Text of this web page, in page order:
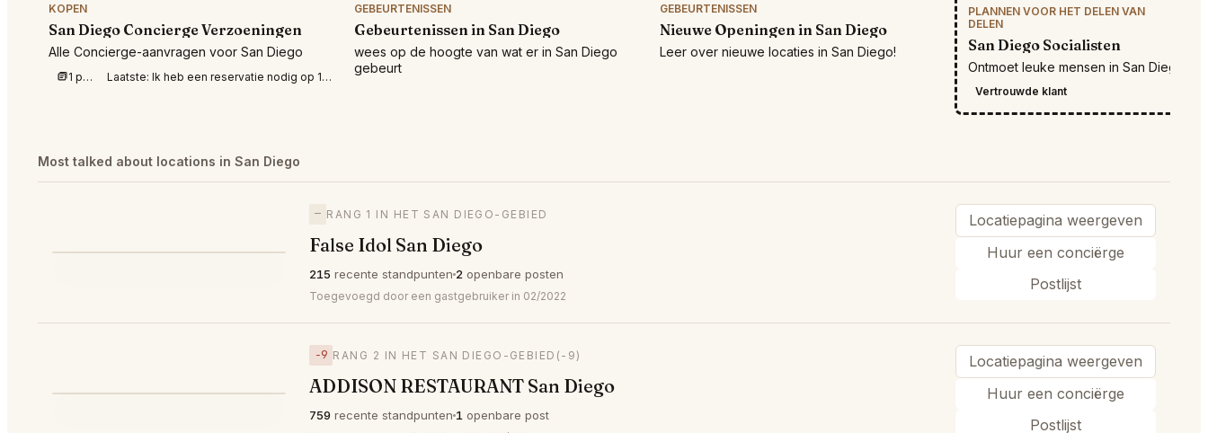
KOPEN
San Diego Concierge Verzoeningen
Alle Concierge-aanvragen voor San Diego
1 post deze week Laatste: Ik heb een reservatie nodig op 13 augustus, 19:30-20:45 uur in het Marine Room San Diego voor
GEBEURTENISSEN
Gebeurtenissen in San Diego
wees op de hoogte van wat er in San Diego
gebeurt
GEBEURTENISSEN
Nieuwe Openingen in San Diego
Leer over nieuwe locaties in San Diego!
PLANNEN VOOR HET DELEN VAN
DELEN
San Diego Socialisten
Ontmoet leuke mensen in San Diego
Vertrouwde klant
Most talked about locations in San Diego
— RANG 1 IN HET SAN DIEGO-GEBIED
False Idol San Diego
215 recente standpunten 2 openbare posten
Toegevoegd door een gastgebruiker in 02/2022
Locatiepagina weergeven
Huur een conciërge
Postlijst
−9 RANG 2 IN HET SAN DIEGO-GEBIED (-9)
ADDISON RESTAURANT San Diego
759 recente standpunten 1 openbare post
Locatiepagina weergeven
Huur een conciërge
Postlijst